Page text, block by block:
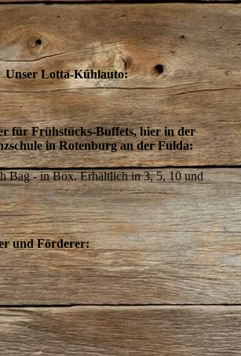
Unser Lotta-Kühlauto:
für Frühstücks-Buffets, hier in der
in Rotenburg an der Fulda:
Bag - in Box. Erhältlich in 3, 5, 10 und
und Förderer: